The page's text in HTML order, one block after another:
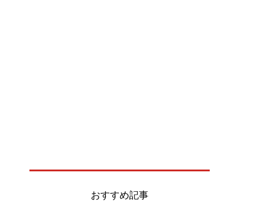
おすすめ記事